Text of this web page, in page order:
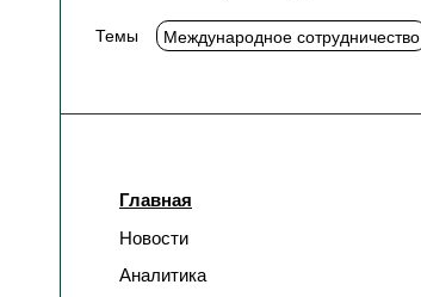
Темы Международное сотрудничество
Главная
Новости
Аналитика